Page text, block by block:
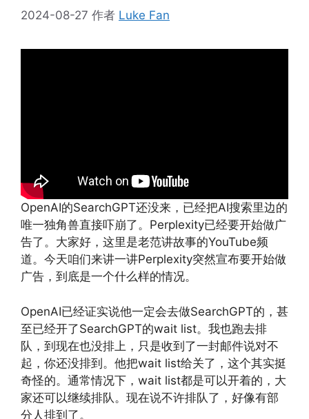
2024-08-27 作者 Luke Fan
OpenAI的SearchGPT还没来，已经把AI搜索里边的
唯一独角兽直接吓崩了。Perplexity已经要开始做广
告了。大家好，这里是老范讲故事的YouTube频
道。今天咱们来讲一讲Perplexity突然宣布要开始做
广告，到底是一个什么样的情况。
OpenAI已经证实说他一定会去做SearchGPT的，甚
至已经开了SearchGPT的wait list。我也跑去排
队，到现在也没排上，只是收到了一封邮件说对不
起，你还没排到。他把wait list给关了，这个其实挺
奇怪的。通常情况下，wait list都是可以开着的，大
家还可以继续排队。现在说不许排队了，好像有部
分人排到了。